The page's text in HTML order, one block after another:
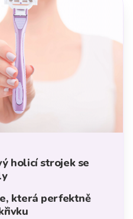
holicí strojek se
která perfektně